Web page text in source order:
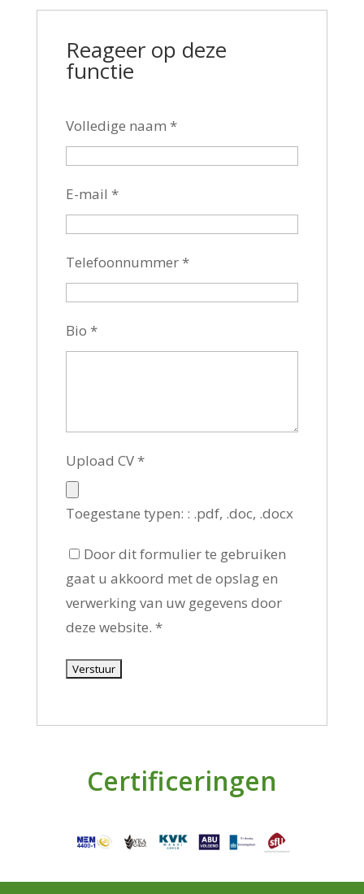
Reageer op deze
functie
Volledige naam *
E-mail *
Telefoonnummer *
Bio *
Upload CV *
Toegestane typen: : .pdf, .doc, .docx
Door dit formulier te gebruiken
gaat u akkoord met de opslag en
verwerking van uw gegevens door
deze website. *
Certificeringen